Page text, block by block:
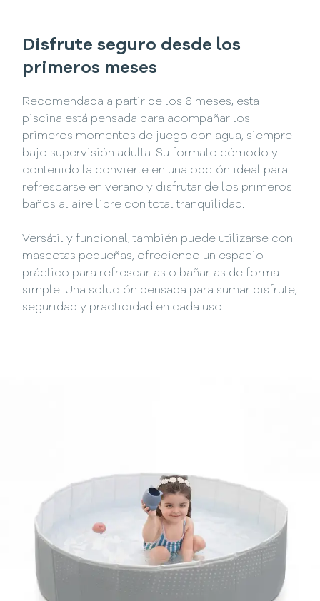
Disfrute seguro desde los
primeros meses
Recomendada a partir de los 6 meses, esta
piscina está pensada para acompañar los
primeros momentos de juego con agua, siempre
bajo supervisión adulta. Su formato cómodo y
contenido la convierte en una opción ideal para
refrescarse en verano y disfrutar de los primeros
baños al aire libre con total tranquilidad.
Versátil y funcional, también puede utilizarse con
mascotas pequeñas, ofreciendo un espacio
práctico para refrescarlas o bañarlas de forma
simple. Una solución pensada para sumar disfrute,
seguridad y practicidad en cada uso.